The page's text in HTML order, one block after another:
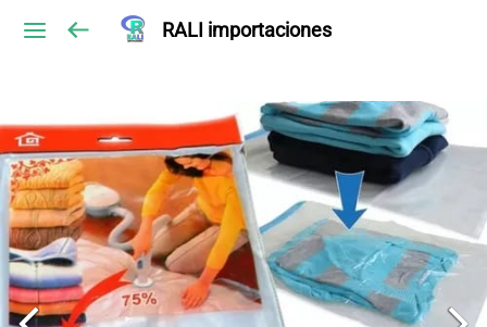
RALI importaciones